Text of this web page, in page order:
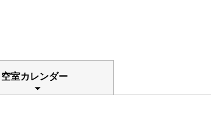
空室カレンダー